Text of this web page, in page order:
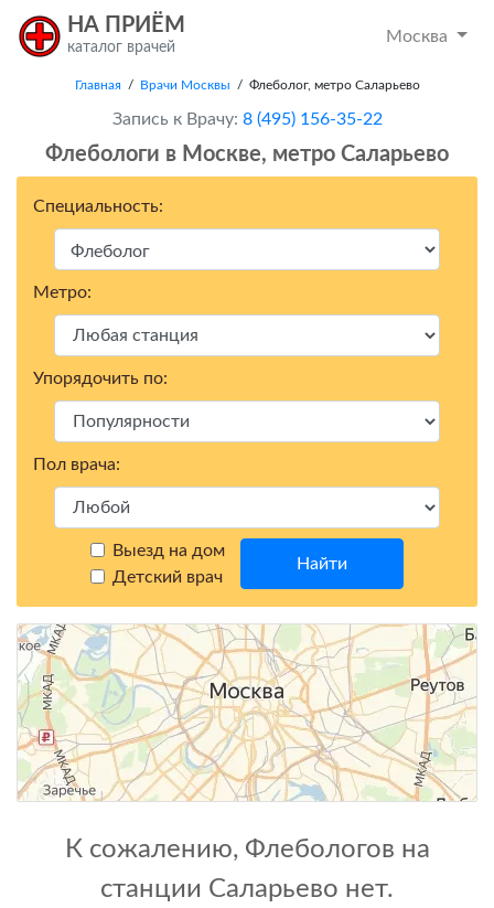
НА ПРИЁМ
каталог врачей
Москва
Главная / Врачи Москвы / Флеболог, метро Саларьево
Запись к Врачу: 8 (495) 156-35-22
Флебологи в Москвe, метро Саларьево
Специальность:
Метро:
Упорядочить по:
Пол врача:
Выезд на дом
Детский врач
Найти
К сожалению, Флебологов на
станции Саларьево нет.